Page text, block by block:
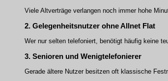
Viele Altverträge verlangen noch immer hohe
2. Gelegenheitsnutzer ohne Allnet Flat
Wer nur selten telefoniert, benötigt häufig keine
3. Senioren und Wenigtelefonierer
Gerade ältere Nutzer besitzen oft klassische